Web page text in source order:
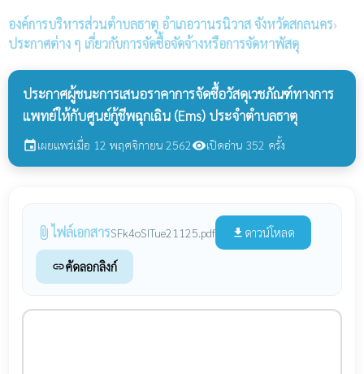
องค์การบริหารส่วนตำบลธาตุ อำเภอวานรนิวาส จังหวัดสกลนคร›
ประกาศต่าง ๆ เกี่ยวกับการจัดซื้อจัดจ้างหรือการจัดหาพัสดุ
ประกาศผู้ชนะการเสนอราคาการจัดซื้อวัสดุเวชภัณฑ์ทางการ
แพทย์ให้กับศูนย์กู้ชีพฉุกเฉิน (Ems) ประจำตำบลธาตุ
eventเผยแพร่เมื่อ 12 พฤศจิกายน 2562visibilityเปิดอ่าน 352 ครั้ง
attach_file ไฟล์เอกสารSFk4oSITue21125.pdf file_download ดาวน์โหลด
linkคัดลอกลิงก์